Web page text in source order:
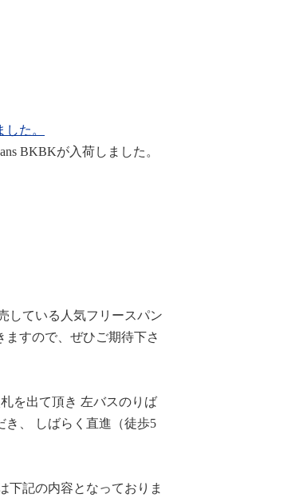
した。
BKBKが入荷しました。
している人気フリースパン
すので、ぜひご期待下さ
を出て頂き 左バスのりば
き、 しばらく直進（徒歩5
下記の内容となっておりま